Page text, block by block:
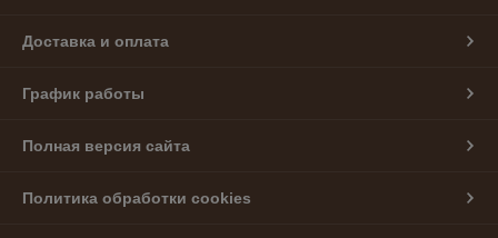
Доставка и оплата
График работы
Полная версия сайта
Политика обработки cookies